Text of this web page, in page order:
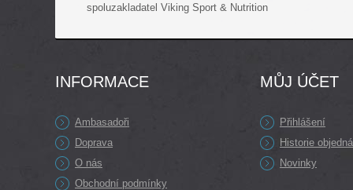
spoluzakladatel Viking Sport & Nutrition
INFORMACE
Ambasadoři
Doprava
O nás
Obchodní podmínky
MŮJ ÚČET
Přihlášení
Historie
Novinky